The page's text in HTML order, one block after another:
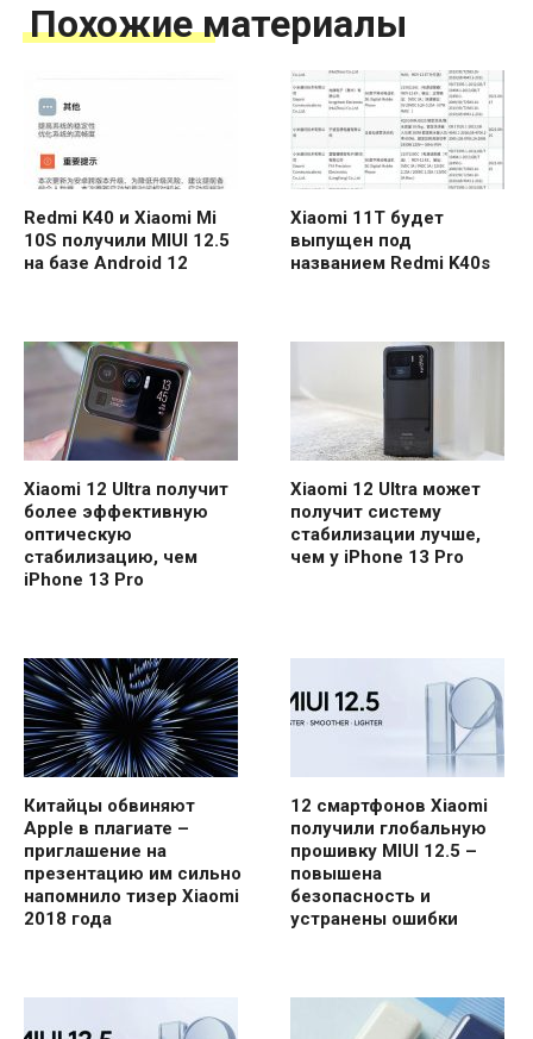
Похожие материалы
Redmi K40 и Xiaomi Mi
10S получили MIUI 12.5
на базе Android 12
Xiaomi 11T будет
выпущен под
названием Redmi K40s
Xiaomi 12 Ultra получит
более эффективную
оптическую
стабилизацию, чем
iPhone 13 Pro
Xiaomi 12 Ultra может
получит систему
стабилизации лучше,
чем у iPhone 13 Pro
Китайцы обвиняют
Apple в плагиате –
приглашение на
презентацию им сильно
напомнило тизер Xiaomi
2018 года
12 смартфонов Xiaomi
получили глобальную
прошивку MIUI 12.5 –
повышена
безопасность и
устранены ошибки